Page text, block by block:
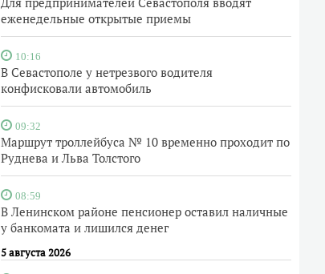
еженедельные открытые приемы
10:16
В Севастополе у нетрезвого водителя
конфисковали автомобиль
09:32
Маршрут троллейбуса № 10 временно проходит по
Руднева и Льва Толстого
08:59
В Ленинском районе пенсионер оставил наличные
у банкомата и лишился денег
5 августа 2026